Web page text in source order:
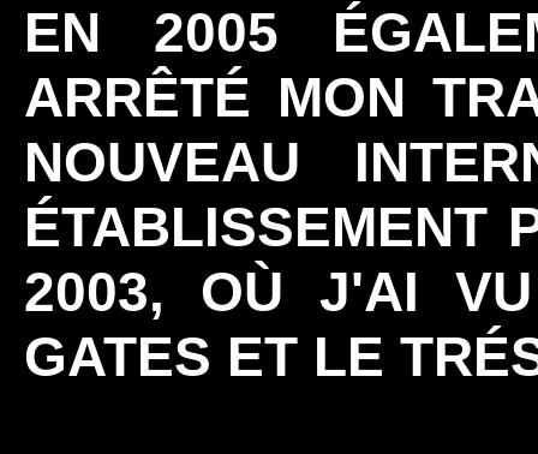
EN 2005
ARRÊTÉ MON
NOUVEAU
ÉTABLISSEMENT
2003, OÙ J'AI
GATES ET LE